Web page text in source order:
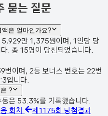
묻는 질문
은 얼마인가요?
만 1,375원이며, 1인당 당
. 총 15명이 당첨되었습니다.
이며, 2등 보너스 번호는 22번
입니다.
?
은 53.3%를 기록했습니다.
회차 제 1175회 당첨결과